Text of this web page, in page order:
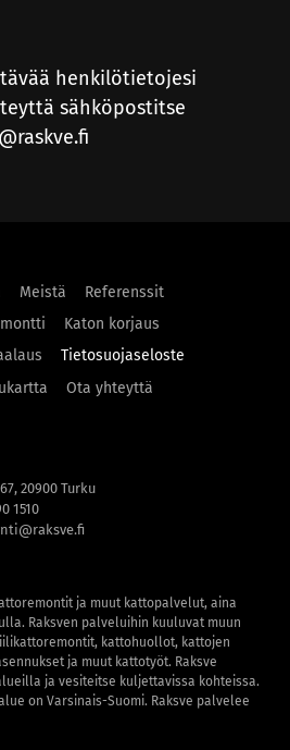
henkilötietojesi
sähköpostitse
Meistä
Referenssit
Katon korjaus
Tietosuojaseloste
Ota yhteyttä
20900 Turku
1510
ja muut kattopalvelut, aina
Raksven palveluihin kuuluvat muun
kattohuollot, kattojen
ja muut kattotyöt. Raksve
ja vesiteitse kuljettavissa kohteissa.
on Varsinais-Suomi. Raksve palvelee